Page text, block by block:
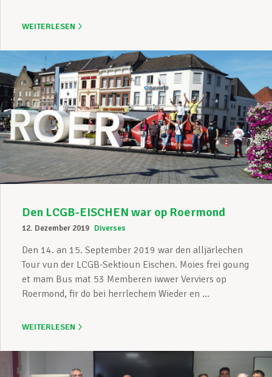
WEITERLESEN
Den LCGB-EISCHEN war op Roermond
12. Dezember 2019 Diverses
Den 14. an 15. September 2019 war den alljärlechen
Tour vun der LCGB-Sektioun Eischen. Moies frei goung
et mam Bus mat 53 Memberen iwwer Verviers op
Roermond, fir do bei herrlechem Wieder en ...
WEITERLESEN